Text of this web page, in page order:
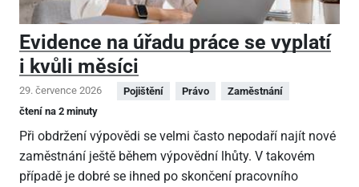
Evidence na úřadu práce se vyplatí
i kvůli měsíci
29. července 2026 Pojištění Právo
Zaměstnání
čtení na 2 minuty
Při obdržení výpovědi se velmi často nepodaří najít nové
zaměstnání ještě během výpovědní lhůty. V takovém
případě je dobré se ihned po skončení pracovního